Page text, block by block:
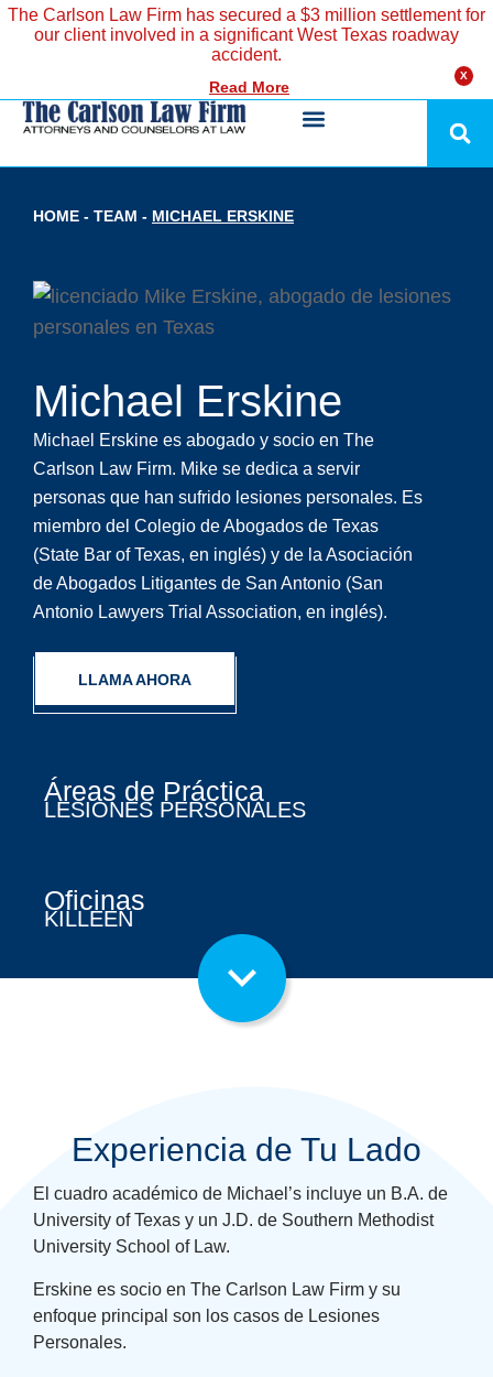
X
The Carlson Law Firm has secured a $3 million settlement for
our client involved in a significant West Texas roadway
accident.
Read More
HOME - TEAM - MICHAEL ERSKINE
Michael Erskine
Michael Erskine es abogado y socio en The
Carlson Law Firm. Mike se dedica a servir
personas que han sufrido lesiones personales. Es
miembro del Colegio de Abogados de Texas
(State Bar of Texas, en inglés) y de la Asociación
de Abogados Litigantes de San Antonio (San
Antonio Lawyers Trial Association, en inglés).
LLAMA AHORA
Áreas de Práctica
LESIONES PERSONALES
Oficinas
KILLEEN
Experiencia de Tu Lado
El cuadro académico de Michael’s incluye un B.A. de
University of Texas y un J.D. de Southern Methodist
University School of Law.
Erskine es socio en The Carlson Law Firm y su
enfoque principal son los casos de Lesiones
Personales.